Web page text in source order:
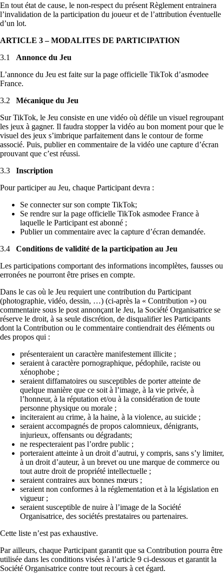
En tout état de cause, le non-respect du présent Règlement entrainera
l’invalidation de la participation du joueur et de l’attribution éventuelle
d’un lot.
ARTICLE 3 – MODALITES DE PARTICIPATION
3.1 Annonce du Jeu
L’annonce du Jeu est faite sur la page officielle TikTok d’asmodee
France.
3.2 Mécanique du Jeu
Sur TikTok, le Jeu consiste en une vidéo où défile un visuel regroupant
les jeux à gagner. Il faudra stopper la vidéo au bon moment pour que le
visuel des jeux s’imbrique parfaitement dans le contour de forme
associé. Puis, publier en commentaire de la vidéo une capture d’écran
prouvant que c’est réussi.
3.3 Inscription
Pour participer au Jeu, chaque Participant devra :
Se connecter sur son compte TikTok;
Se rendre sur la page officielle TikTok asmodee France à
laquelle le Participant est abonné ;
Publier un commentaire avec la capture d’écran demandée.
3.4 Conditions de validité de la participation au Jeu
Les participations comportant des informations incomplètes, fausses ou
erronées ne pourront être prises en compte.
Dans le cas où le Jeu requiert une contribution du Participant
(photographie, vidéo, dessin, …) (ci-après la « Contribution ») ou
commentaire sous le post annonçant le Jeu, la Société Organisatrice se
réserve le droit, à sa seule discrétion, de disqualifier les Participants
dont la Contribution ou le commentaire contiendrait des éléments ou
des propos qui :
présenteraient un caractère manifestement illicite ;
seraient à caractère pornographique, pédophile, raciste ou
xénophobe ;
seraient diffamatoires ou susceptibles de porter atteinte de
quelque manière que ce soit à l’image, à la vie privée, à
l’honneur, à la réputation et/ou à la considération de toute
personne physique ou morale ;
inciteraient au crime, à la haine, à la violence, au suicide ;
seraient accompagnés de propos calomnieux, dénigrants,
injurieux, offensants ou dégradants;
ne respecteraient pas l’ordre public ;
porteraient atteinte à un droit d’autrui, y compris, sans s’y limiter,
à un droit d’auteur, à un brevet ou une marque de commerce ou
tout autre droit de propriété intellectuelle ;
seraient contraires aux bonnes mœurs ;
seraient non conformes à la réglementation et à la législation en
vigueur ;
seraient susceptible de nuire à l’image de la Société
Organisatrice, des sociétés prestataires ou partenaires.
Cette liste n’est pas exhaustive.
Par ailleurs, chaque Participant garantit que sa Contribution pourra être
utilisée dans les conditions visées à l’article 9 ci-dessous et garantit la
Société Organisatrice contre tout recours à cet égard.